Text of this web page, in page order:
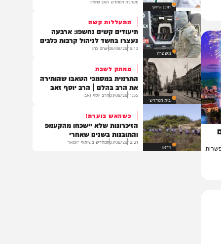
תוכן שיווקי
ברגעים שבהם כל פרט חשוב – יש
מי שמקשיב לך
מערכת המחדש תוכן שיווקי
משטרה
תיעודים קשים נחשפו: ארבעה
נעצרו בחשד לניהול קרבות כלבים
16:13
06/08/26 יצחק כהן
בית המדרש
ממתק לשבת
התרמית במסמכי הטאבו שהותירה
את הרב בהלם | הרב יוסף זאב
11:55
07/08/26הרב יוסף זאב